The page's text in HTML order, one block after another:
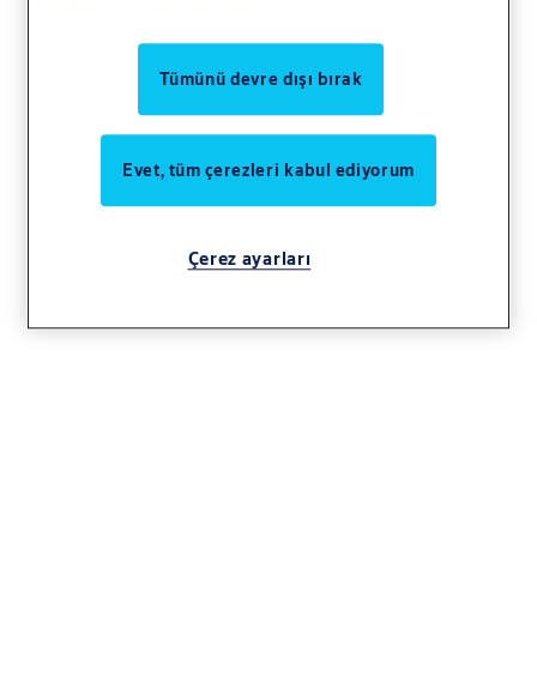
Tümünü devre dışı bırak
Evet, tüm çerezleri kabul ediyorum
Çerez ayarları